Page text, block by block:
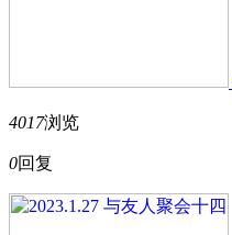
4017浏览
0回复